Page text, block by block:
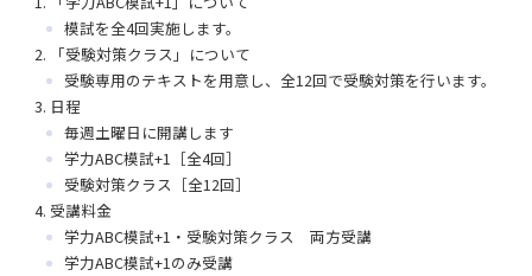
模試を全4回実施します。
「受験対策クラス」について
受験専用のテキストを用意し、全12回で受験対策を行います。
日程
毎週土曜日に開講します
学力ABC模試+1［全4回］
受験対策クラス［全12回］
受講料金
学力ABC模試+1・受験対策クラス 両方受講
学力ABC模試+1のみ受講